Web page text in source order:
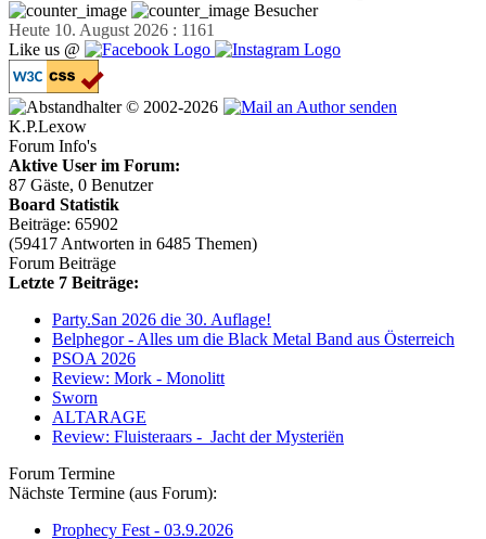
Besucher
Heute 10. August 2026 : 1161
Like us @
© 2002-2026
K.P.Lexow
Forum Info's
Aktive User im Forum:
87 Gäste, 0 Benutzer
Board Statistik
Beiträge: 65902
(59417 Antworten in 6485 Themen)
Forum Beiträge
Letzte 7 Beiträge:
Party.San 2026 die 30. Auflage!
Belphegor - Alles um die Black Metal Band aus Österreich
PSOA 2026
Review: Mork - Monolitt
Sworn
ALTARAGE
Review: Fluisteraars - Jacht der Mysteriën
Forum Termine
Nächste Termine (aus Forum):
Prophecy Fest - 03.9.2026